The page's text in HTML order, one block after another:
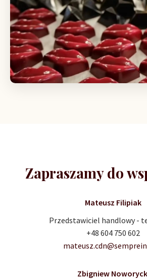
Zapraszamy do
Mateusz Filipiak
Przedstawiciel handlowy -
+48 604 750 602
Zbigniew